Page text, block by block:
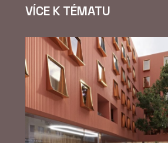
VÍCE K TÉMATU